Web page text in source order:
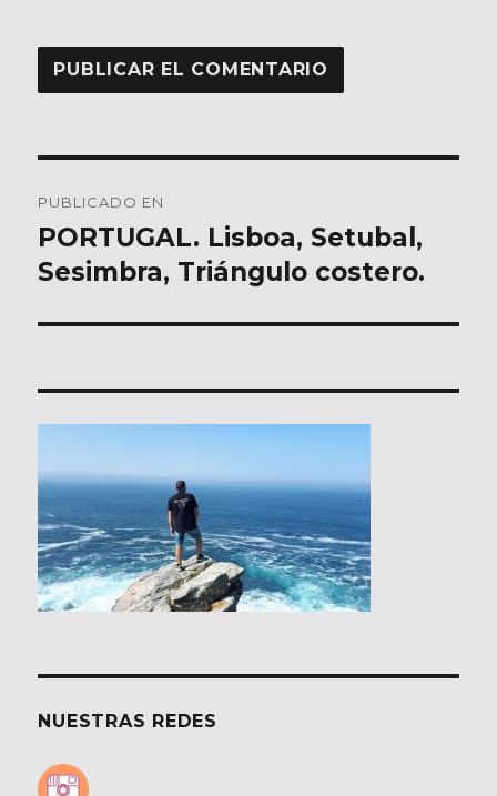
de
entradas
PUBLICADO EN
PORTUGAL. Lisboa, Setubal,
Sesimbra, Triángulo costero.
NUESTRAS REDES